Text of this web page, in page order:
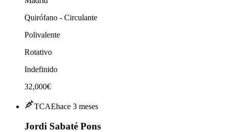
Quirófano - Circulante
Polivalente
Rotativo
Indefinido
32,000€
TCAEhace 3 meses
Jordi Sabaté Pons